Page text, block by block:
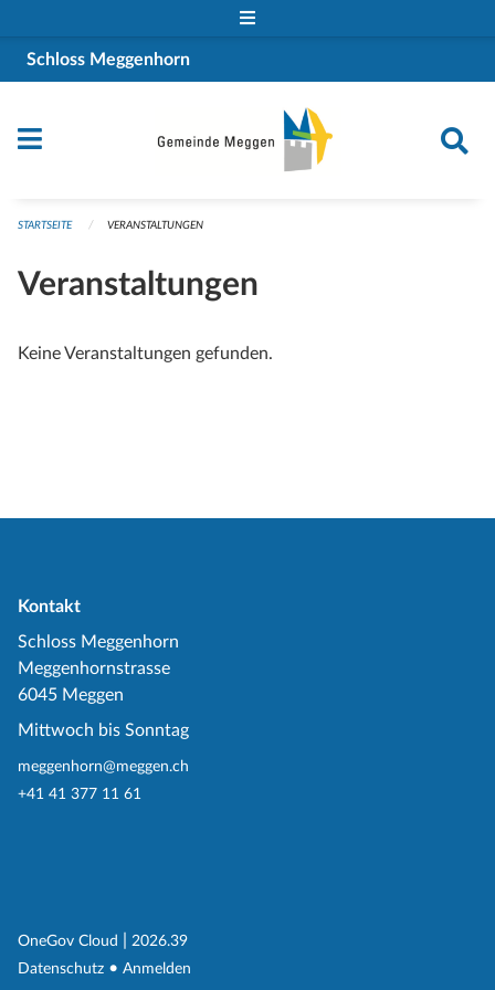
Schloss Meggenhorn
STARTSEITE VERANSTALTUNGEN
Veranstaltungen
Keine Veranstaltungen gefunden.
Kontakt
Schloss Meggenhorn
Meggenhornstrasse
6045 Meggen
Mittwoch bis Sonntag
meggenhorn@meggen.ch
+41 41 377 11 61
OneGov Cloud (External Link)
2026.39
Datenschutz (External Link)
Anmelden